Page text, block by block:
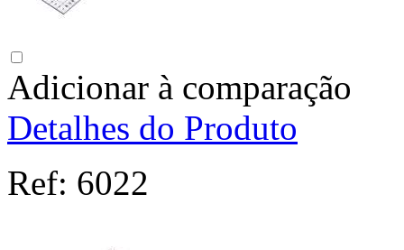
Adicionar à comparação
Detalhes do Produto
Ref: 6022